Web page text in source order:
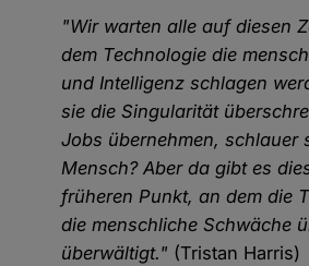
"Wir warten alle auf diesen
dem Technologie die
und Intelligenz schlagen
sie die Singularität
Jobs übernehmen, schlauer
Mensch? Aber da gibt es
früheren Punkt, an dem die
die menschliche Schwäche
überwältigt." (Tristan Harris)